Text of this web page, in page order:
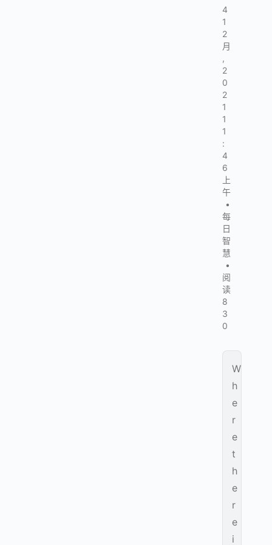
4
1
2
月
,
2
0
2
1
1
1
:
4
6
上
午
•
每
日
智
慧
•
阅
读
8
3
0
W
h
e
r
e
t
h
e
r
e
i